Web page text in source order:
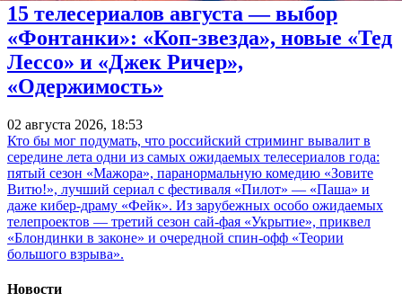
15 телесериалов августа — выбор
«Фонтанки»: «Коп-звезда», новые «Тед
Лессо» и «Джек Ричер»,
«Одержимость»
02 августа 2026, 18:53
Кто бы мог подумать, что российский стриминг вывалит в
середине лета одни из самых ожидаемых телесериалов года:
пятый сезон «Мажора», паранормальную комедию «Зовите
Витю!», лучший сериал с фестиваля «Пилот» — «Паша» и
даже кибер-драму «Фейк». Из зарубежных особо ожидаемых
телепроектов — третий сезон сай-фая «Укрытие», приквел
«Блондинки в законе» и очередной спин-офф «Теории
большого взрыва».
Новости